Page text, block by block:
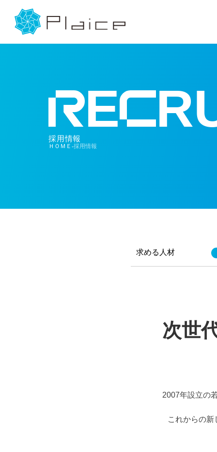
E
採用情報
ＨＯＭＥ -採用情報
求める人材
次世
2007年設立の
これからの